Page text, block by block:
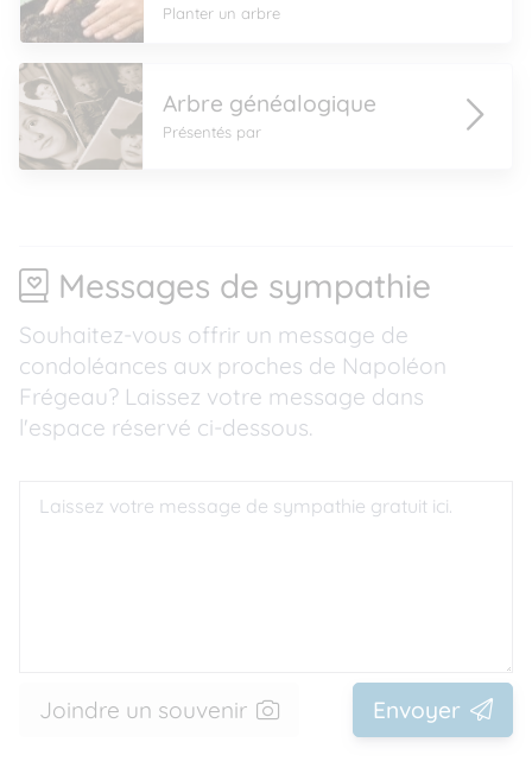
Planter un arbre
Arbre généalogique
Présentés par
Messages de sympathie
Souhaitez-vous offrir un message de
condoléances aux proches de Napoléon
Frégeau? Laissez votre message dans
l'espace réservé ci-dessous.
Joindre un souvenir Envoyer